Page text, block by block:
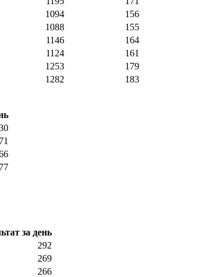
1094 156
1088 155
1146 164
1124 161
1253 179
1282 183
за день
292
269
266